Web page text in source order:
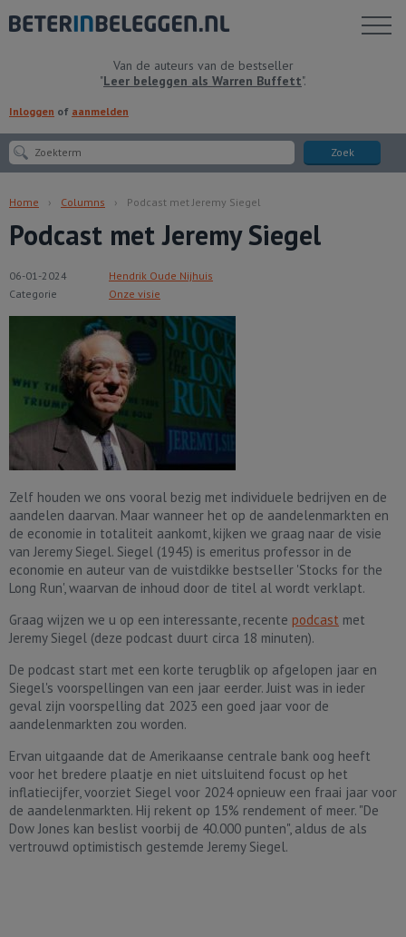
Van de auteurs van de bestseller
"Leer beleggen als Warren Buffett".
Inloggen of aanmelden
Zoek
Toon
Home Columns Podcast met Jeremy Siegel
Podcast met Jeremy Siegel
06-01-2024
Hendrik Oude Nijhuis
Categorie
Onze visie
Zelf houden we ons vooral bezig met individuele bedrijven en de
aandelen daarvan. Maar wanneer het op de aandelenmarkten en
de economie in totaliteit aankomt, kijken we graag naar de visie
van Jeremy Siegel. Siegel (1945) is emeritus professor in de
economie en auteur van de vuistdikke bestseller 'Stocks for the
Long Run', waarvan de inhoud door de titel al wordt verklapt.
Graag wijzen we u op een interessante, recente podcast met
Jeremy Siegel (deze podcast duurt circa 18 minuten).
De podcast start met een korte terugblik op afgelopen jaar en
Siegel's voorspellingen van een jaar eerder. Juist was in ieder
geval zijn voorspelling dat 2023 een goed jaar voor de
aandelenmarkten zou worden.
Ervan uitgaande dat de Amerikaanse centrale bank oog heeft
voor het bredere plaatje en niet uitsluitend focust op het
inflatiecijfer, voorziet Siegel voor 2024 opnieuw een fraai jaar voor
de aandelenmarkten. Hij rekent op 15% rendement of meer. "De
Dow Jones kan beslist voorbij de 40.000 punten", aldus de als
vertrouwd optimistisch gestemde Jeremy Siegel.